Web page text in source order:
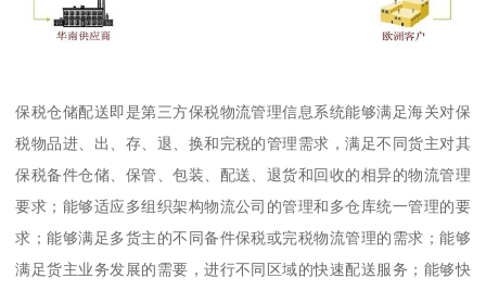
保税仓储配送即是第三方保税物流管理信息系统能够满足海关对保
税物品进、出、存、退、换和完税的管理需求，满足不同货主对其
保税备件仓储、保管、包装、配送、退货和回收的相异的物流管理
要求；能够适应多组织架构物流公司的管理和多仓库统一管理的要
求；能够满足多货主的不同备件保税或完税物流管理的需求；能够
满足货主业务发展的需要，进行不同区域的快速配送服务；能够快